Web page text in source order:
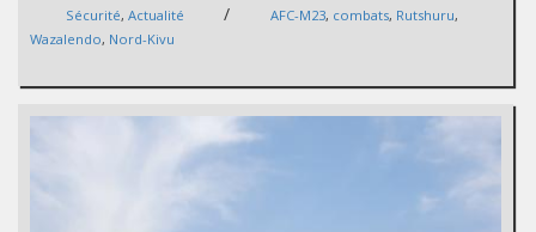
Sécurité, Actualité / AFC-M23, combats, Rutshuru,
Wazalendo, Nord-Kivu